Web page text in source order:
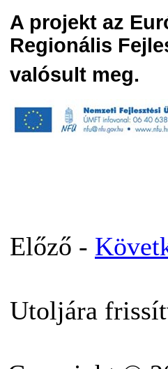
A projekt az
Regionális
valósult meg.
Előző -
Utoljára